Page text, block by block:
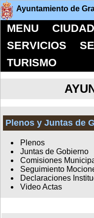
Ayuntamiento de
MENU CIUDAD
SERVICIOS
TURISMO
Plenos y Juntas de
Plenos
Juntas de Gobierno
Comisiones
Seguimiento
Declaraciones
Video Actas